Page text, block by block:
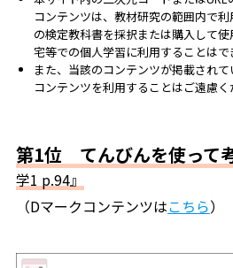
コンテンツは、教材研究の範囲内で
の検定教科書を採択または購入して
宅等での個人学習に利用することはで
また、当該のコンテンツが掲載され
コンテンツを利用することはご遠慮く
第1位 てんびんを使って
学1 p.94』
（Dマークコンテンツはこちら）